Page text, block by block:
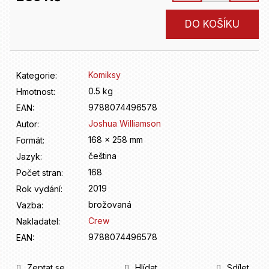
DO KOŠÍKU
Kategorie:
Komiksy
Hmotnost:
0.5 kg
EAN:
9788074496578
Autor:
Joshua Williamson
Formát:
168 x 258 mm
Jazyk:
čeština
Počet stran:
168
Rok vydání:
2019
Vazba:
brožovaná
Nakladatel:
Crew
EAN: 9788074496578
r
č
u
e
e